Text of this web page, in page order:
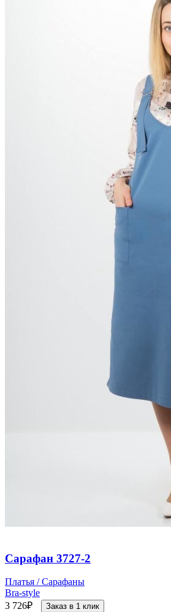
Сарафан 3727-2
Платья / Сарафаны
Bra-style
3 726₽ Заказ в 1 клик